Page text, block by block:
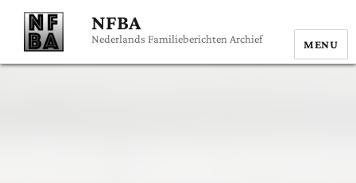
NFBA
Nederlands Familieberichten Archief MENU